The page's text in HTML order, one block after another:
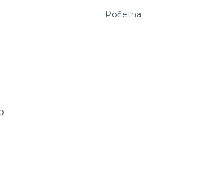
Početna